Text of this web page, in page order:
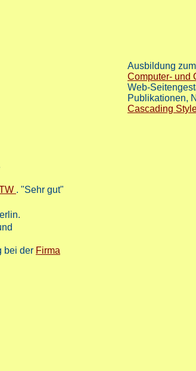
Ausbildung
Computer- und
Web-
Publikationen,
Cascading
. "Sehr gut"
bei der Firma